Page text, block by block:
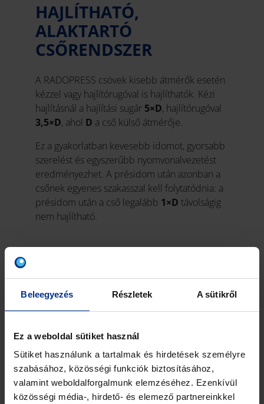
Beleegyezés Részletek A sütikről
Ez a weboldal sütiket használ
Sütiket használunk a tartalmak és hirdetések személyre
szabásához, közösségi funkciók biztosításához,
valamint weboldalforgalmunk elemzéséhez. Ezenkívül
közösségi média-, hirdető- és elemező partnereinkkel
HAJLÍTHATÓ,
ALAKTARTÓ
CSŐRENDSZER
A RADOPRESS csövek kisebb átmérők esetén
kézzel vagy hajlítórugóval is hajlíthatók. Kézi
hajlításnál a hajlítási sugár 5×D, hajlítórugóval
3,5×D, ahol D a cső külső átmérője.
Ez a gyakorlatban kevesebb idomot, gyorsabb
szerelést és egyszerűbb nyomvonalvezetést
eredményezhet. A présidom után azonban a
csőnek egyenes szakasszal kell folytatódnia: a
présidom után a cső legalább 1×D távolságig
nem hajlítható.
IDOMOK
A RADOPRESS
rendszerhez sárgarézből
és PPSU műanyagból